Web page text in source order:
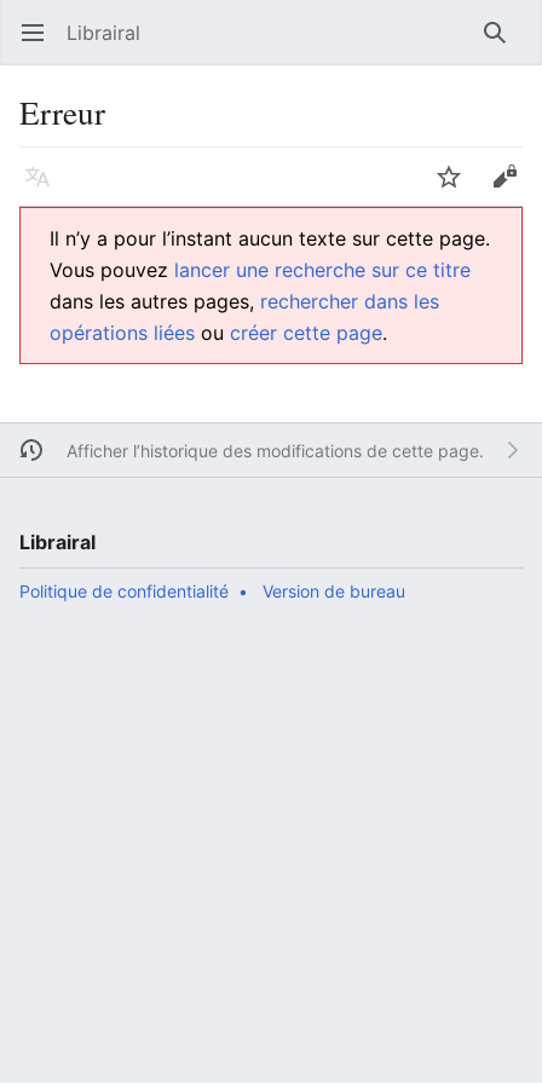
Ouvrir le menu principal Librairal
Erreur
Langue Suivre
Il n’y a pour l’instant aucun texte sur cette page.
Vous pouvez lancer une recherche sur ce titre
dans les autres pages, rechercher dans les
opérations liées ou créer cette page.
Afficher l’historique des modifications de cette page.
Librairal
Politique de confidentialité Version de bureau